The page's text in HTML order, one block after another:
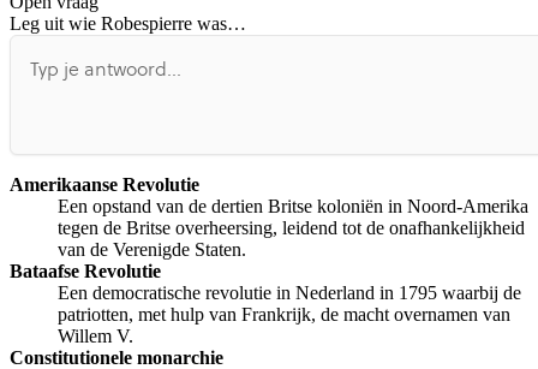
Leg uit wie Robespierre was…
Amerikaanse Revolutie
Een opstand van de dertien Britse koloniën in Noord-Amerika
tegen de Britse overheersing, leidend tot de onafhankelijkheid
van de Verenigde Staten.
Bataafse Revolutie
Een democratische revolutie in Nederland in 1795 waarbij de
patriotten, met hulp van Frankrijk, de macht overnamen van
Willem V.
Constitutionele monarchie